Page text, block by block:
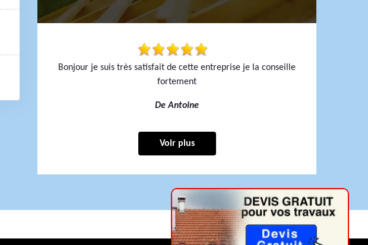
Bonjour je suis très satisfait de cette entreprise je la conseille
fortement
De Antoine
Voir plus